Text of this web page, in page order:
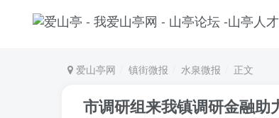
爱山亭网 镇街微报 水泉微报 正文
市调研组来我镇调研金融助